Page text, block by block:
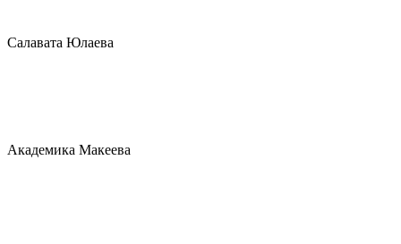
Салавата Юлаева
Академика Макеева